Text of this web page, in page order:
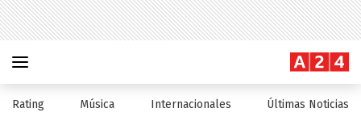
Rating Música Internacionales Últimas Noticias